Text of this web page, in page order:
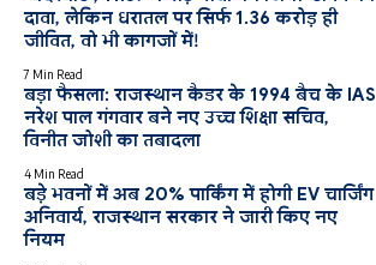
दावा, लेकिन धरातल पर सिर्फ 1.36 करोड़ ही
जीवित, वो भी कागजों में!
7 Min Read
बड़ा फैसला: राजस्थान कैडर के 1994 बैच के IAS
नरेश पाल गंगवार बने नए उच्च शिक्षा सचिव,
विनीत जोशी का तबादला
4 Min Read
बड़े भवनों में अब 20% पार्किंग में होगी EV चार्जिंग
अनिवार्य, राजस्थान सरकार ने जारी किए नए
नियम